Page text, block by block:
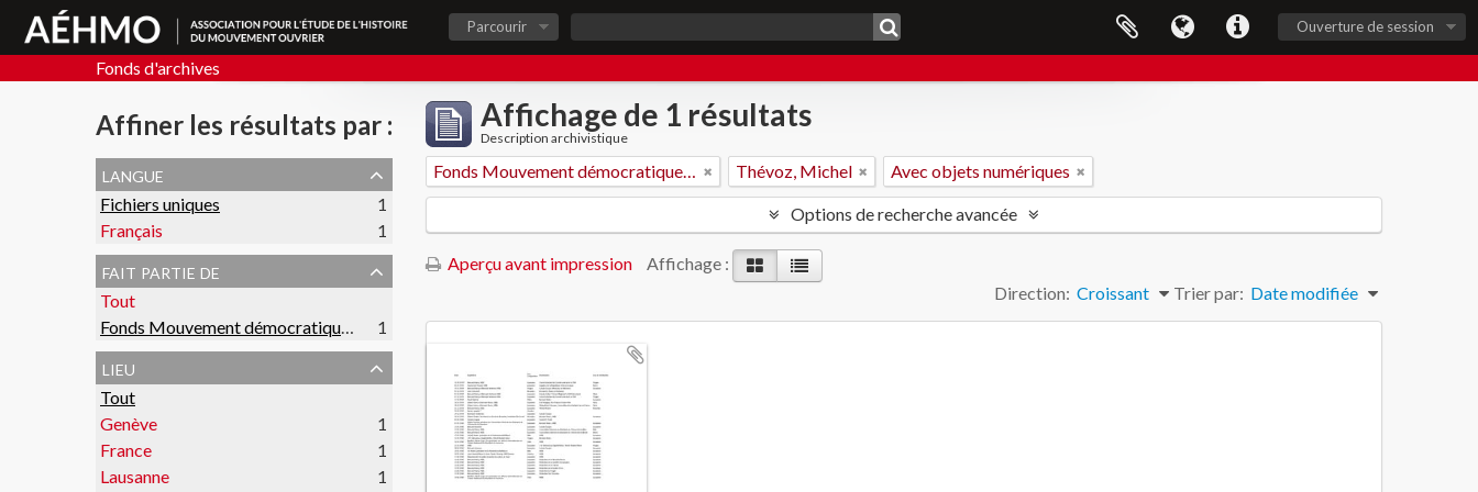
Ouverture de session
Parcourir
Fonds d'archives
Affiner les résultats par :
langue
Fichiers uniques
1
Français
1
fait partie de
Tout
Fonds Mouvement démocratique des étudiants
1
lieu
Tout
Genève
1
France
1
Lausanne
1
Affichage de 1 résultats
Description archivistique
Fonds Mouvement démocratique des étudiants Thévoz, Michel Avec objets numériques
Options de recherche avancée
Aperçu avant impression
Affichage :
Trier par: Date modifiée
Direction: Croissant